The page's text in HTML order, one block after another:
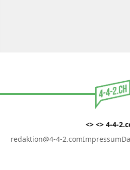
<> <> 4-4-
redaktion@4-4-2.comImpressum